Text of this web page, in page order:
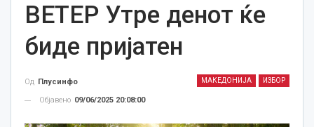
ВЕТЕР Утре денот ќе
биде пријатен
МАКЕДОНИЈА ИЗБОР
Од Плусинфо
Објавено 09/06/2025 20:08:00